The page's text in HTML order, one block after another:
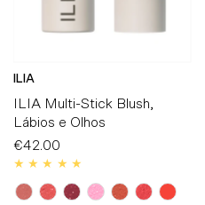
ILIA
ILIA Multi-Stick Blush,
Lábios e Olhos
Preço
Normal
€42.00